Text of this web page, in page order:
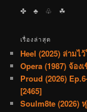
✤ ♣︎ ♧ ☘︎
เรื่องล่าสุด
Heel (2025) ล่ามไ
Opera (1987) จ้อง
Proud (2026)
[2465]
Soulm8te (2026)